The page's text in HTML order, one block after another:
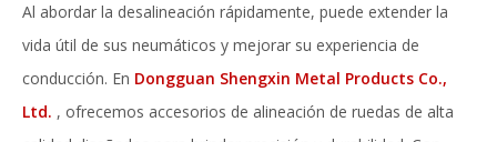
Al abordar la desalineación rápidamente, puede extender la
vida útil de sus neumáticos y mejorar su experiencia de
conducción. En Dongguan Shengxin Metal Products Co.,
Ltd. , ofrecemos accesorios de alineación de ruedas de alta